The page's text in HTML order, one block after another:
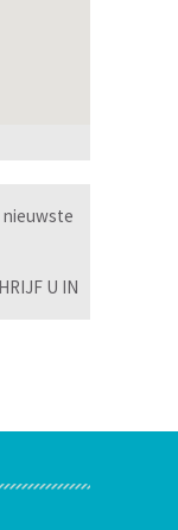
nieuwste
U IN